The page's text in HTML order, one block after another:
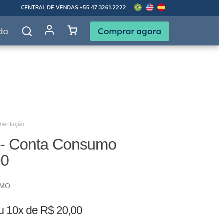
CENTRAL DE VENDAS +55 47 3261.2222
Comprar agora
Conta Consumo
10x de R$ 20,00